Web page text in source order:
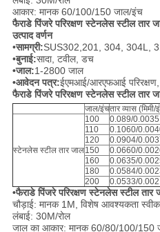
आकार: मानक 60/100/150 जाल/इंच
फैराडे पिंजरे परिरक्षण स्टेनलेस स्टील तार
उत्पाद वर्णन
•सामग्री:SUS302,201, 304, 304L,
•बुनाई:सादा, टवील, डच
•जाल:1-2800 जाल
•आवेदन पत्र:ईएमआई/आरएफआई
फैराडे पिंजरे परिरक्षण स्टेनलेस स्टील तार
जाल/इंचतार व्यास (मिमी/
स्टेनलेस स्टील तार जाल
100 0.089/0.0035
110
0.1060/
120
0.0904/
150
0.0660/
160
0.0635/
180
0.0584/
200
0.0533/
•फैराडे पिंजरे परिरक्षण स्टेनलेस स्टील
चौड़ाई: मानक 1M, विशेष आवश्यकता
लंबाई: 30M/रोल
जाल का आकार: मानक 60/80/100/150